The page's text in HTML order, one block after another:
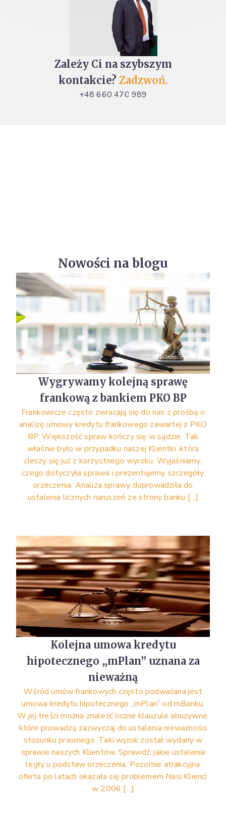
Zależy Ci na szybszym
kontakcie? Zadzwoń.
+48 660 470 989
Nowości na blogu
Wygrywamy kolejną sprawę
frankową z bankiem PKO BP
Frankowicze często zwracają się do nas z prośbą o
analizę umowy kredytu frankowego zawartej z PKO
BP. Większość spraw kończy się w sądzie. Tak
właśnie było w przypadku naszej Klientki, która
cieszy się już z korzystnego wyroku. Wyjaśniamy,
czego dotyczyła sprawa i prezentujemy szczegóły
orzeczenia. Analiza sprawy doprowadziła do
ustalenia licznych naruszeń ze strony banku […]
Kolejna umowa kredytu
hipotecznego „mPlan” uznana za
nieważną
Wśród umów frankowych często podważana jest
umowa kredytu hipotecznego „mPlan” od mBanku.
W jej treści można znaleźć liczne klauzule abuzywne,
które prowadzą zazwyczaj do ustalenia nieważności
stosunku prawnego. Taki wyrok został wydany w
sprawie naszych Klientów. Sprawdź, jakie ustalenia
legły u podstaw orzeczenia. Pozornie atrakcyjna
oferta po latach okazała się problemem Nasi Klienci
w 2006 […]